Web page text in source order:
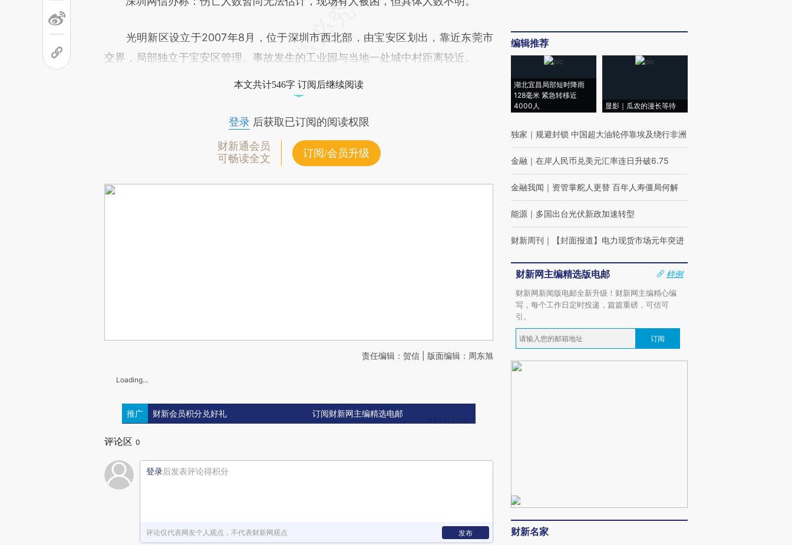
光明新区设立于2007年8月，位于深圳市西北部，由宝安区划出，靠近东莞市
交界，局部独立于宝安区管理。事故发生的工业园与当地一处城中村距离较近。
本文共计546字 订阅后继续阅读
登录后获取已订阅的阅读权限
财新通会员
可畅读全文
订阅/会员升级
责任编辑：贺信 | 版面编辑：周东旭
Loading...
推广 财新会员积分兑好礼 订阅财新网主编精选电邮
评论区 0
登录后发表评论得积分
评论仅代表网友个人观点，不代表财新网观点 发布
编辑推荐
湖北宜昌局部短时降雨
128毫米 紧急转移近
4000人
显影｜瓜农的漫长等待
独家 ｜ 规避封锁 中国超大油轮停靠埃及绕行非洲
金融 ｜ 在岸人民币兑美元汇率连日升破6.75
金融我闻 ｜ 资管掌舵人更替 百年人寿僵局何解
能源 ｜ 多国出台光伏新政加速转型
财新周刊 ｜ 【封面报道】电力现货市场元年突进
财新网主编精选版电邮
样例
财新网新闻版电邮全新升级！财新网主编精心编
写，每个工作日定时投递，篇篇重磅，可信可
引。
订阅
财新名家